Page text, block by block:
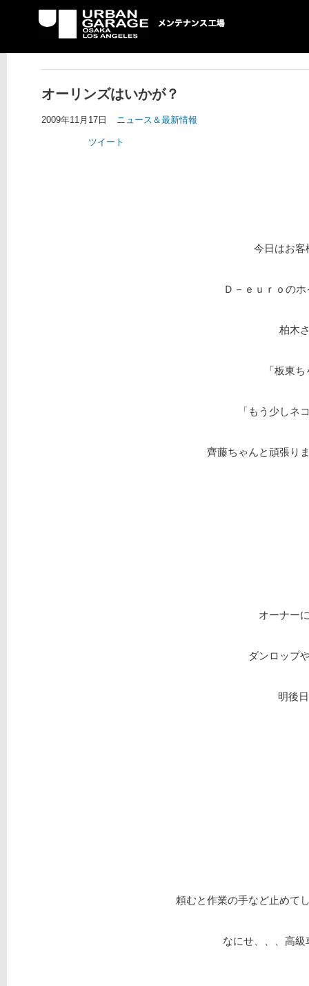
UG メンテナンス工場
オーリンズはいかが？
2009年11月17日 ニュース＆最新情報
ツイート
今日はお客
Ｄ－ｅｕｒｏの
柏木
「板東
「もう少しネ
齊藤ちゃんと頑張り
オーナー
ダンロップ
明後
頼むと作業の手など止めて
なにせ、、、高